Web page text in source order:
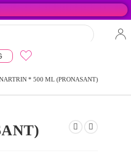
* 500 ML (PRONASANT)